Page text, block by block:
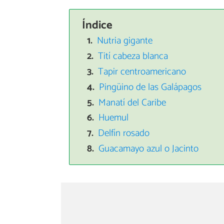
Índice
Nutria gigante
Tití cabeza blanca
Tapir centroamericano
Pingüino de las Galápagos
Manatí del Caribe
Huemul
Delfín rosado
Guacamayo azul o Jacinto